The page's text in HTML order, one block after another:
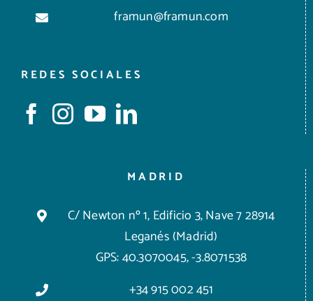
framun@framun.com
REDES SOCIALES
MADRID
C/ Newton nº 1, Edificio 3, Nave 7 28914
Leganés (Madrid)
GPS: 40.3070045, -3.8071538
+34 915 002 451